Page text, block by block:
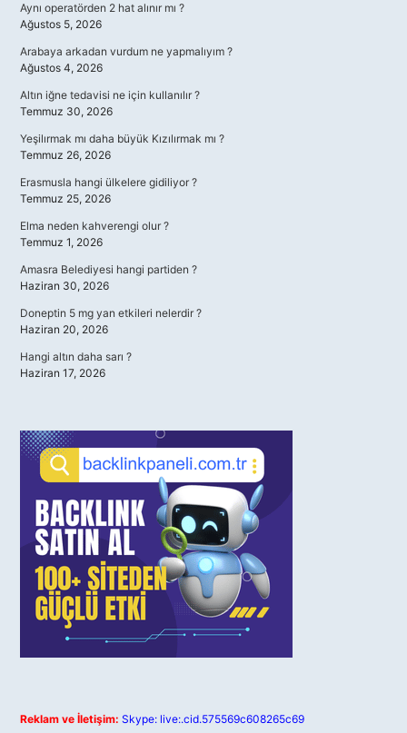
Aynı operatörden 2 hat alınır mı ?
Ağustos 5, 2026
Arabaya arkadan vurdum ne yapmalıyım ?
Ağustos 4, 2026
Altın iğne tedavisi ne için kullanılır ?
Temmuz 30, 2026
Yeşilırmak mı daha büyük Kızılırmak mı ?
Temmuz 26, 2026
Erasmusla hangi ülkelere gidiliyor ?
Temmuz 25, 2026
Elma neden kahverengi olur ?
Temmuz 1, 2026
Amasra Belediyesi hangi partiden ?
Haziran 30, 2026
Doneptin 5 mg yan etkileri nelerdir ?
Haziran 20, 2026
Hangi altın daha sarı ?
Haziran 17, 2026
Reklam ve İletişim: Skype: live:.cid.575569c608265c69